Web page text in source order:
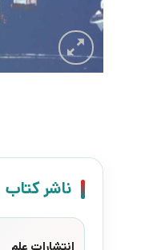
ناشر کتاب
انتشارات علم